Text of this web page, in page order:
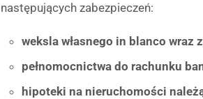
następujących zabezpieczeń:
weksla własnego in blanco wraz
pełnomocnictwa do rachunku
hipoteki na nieruchomości